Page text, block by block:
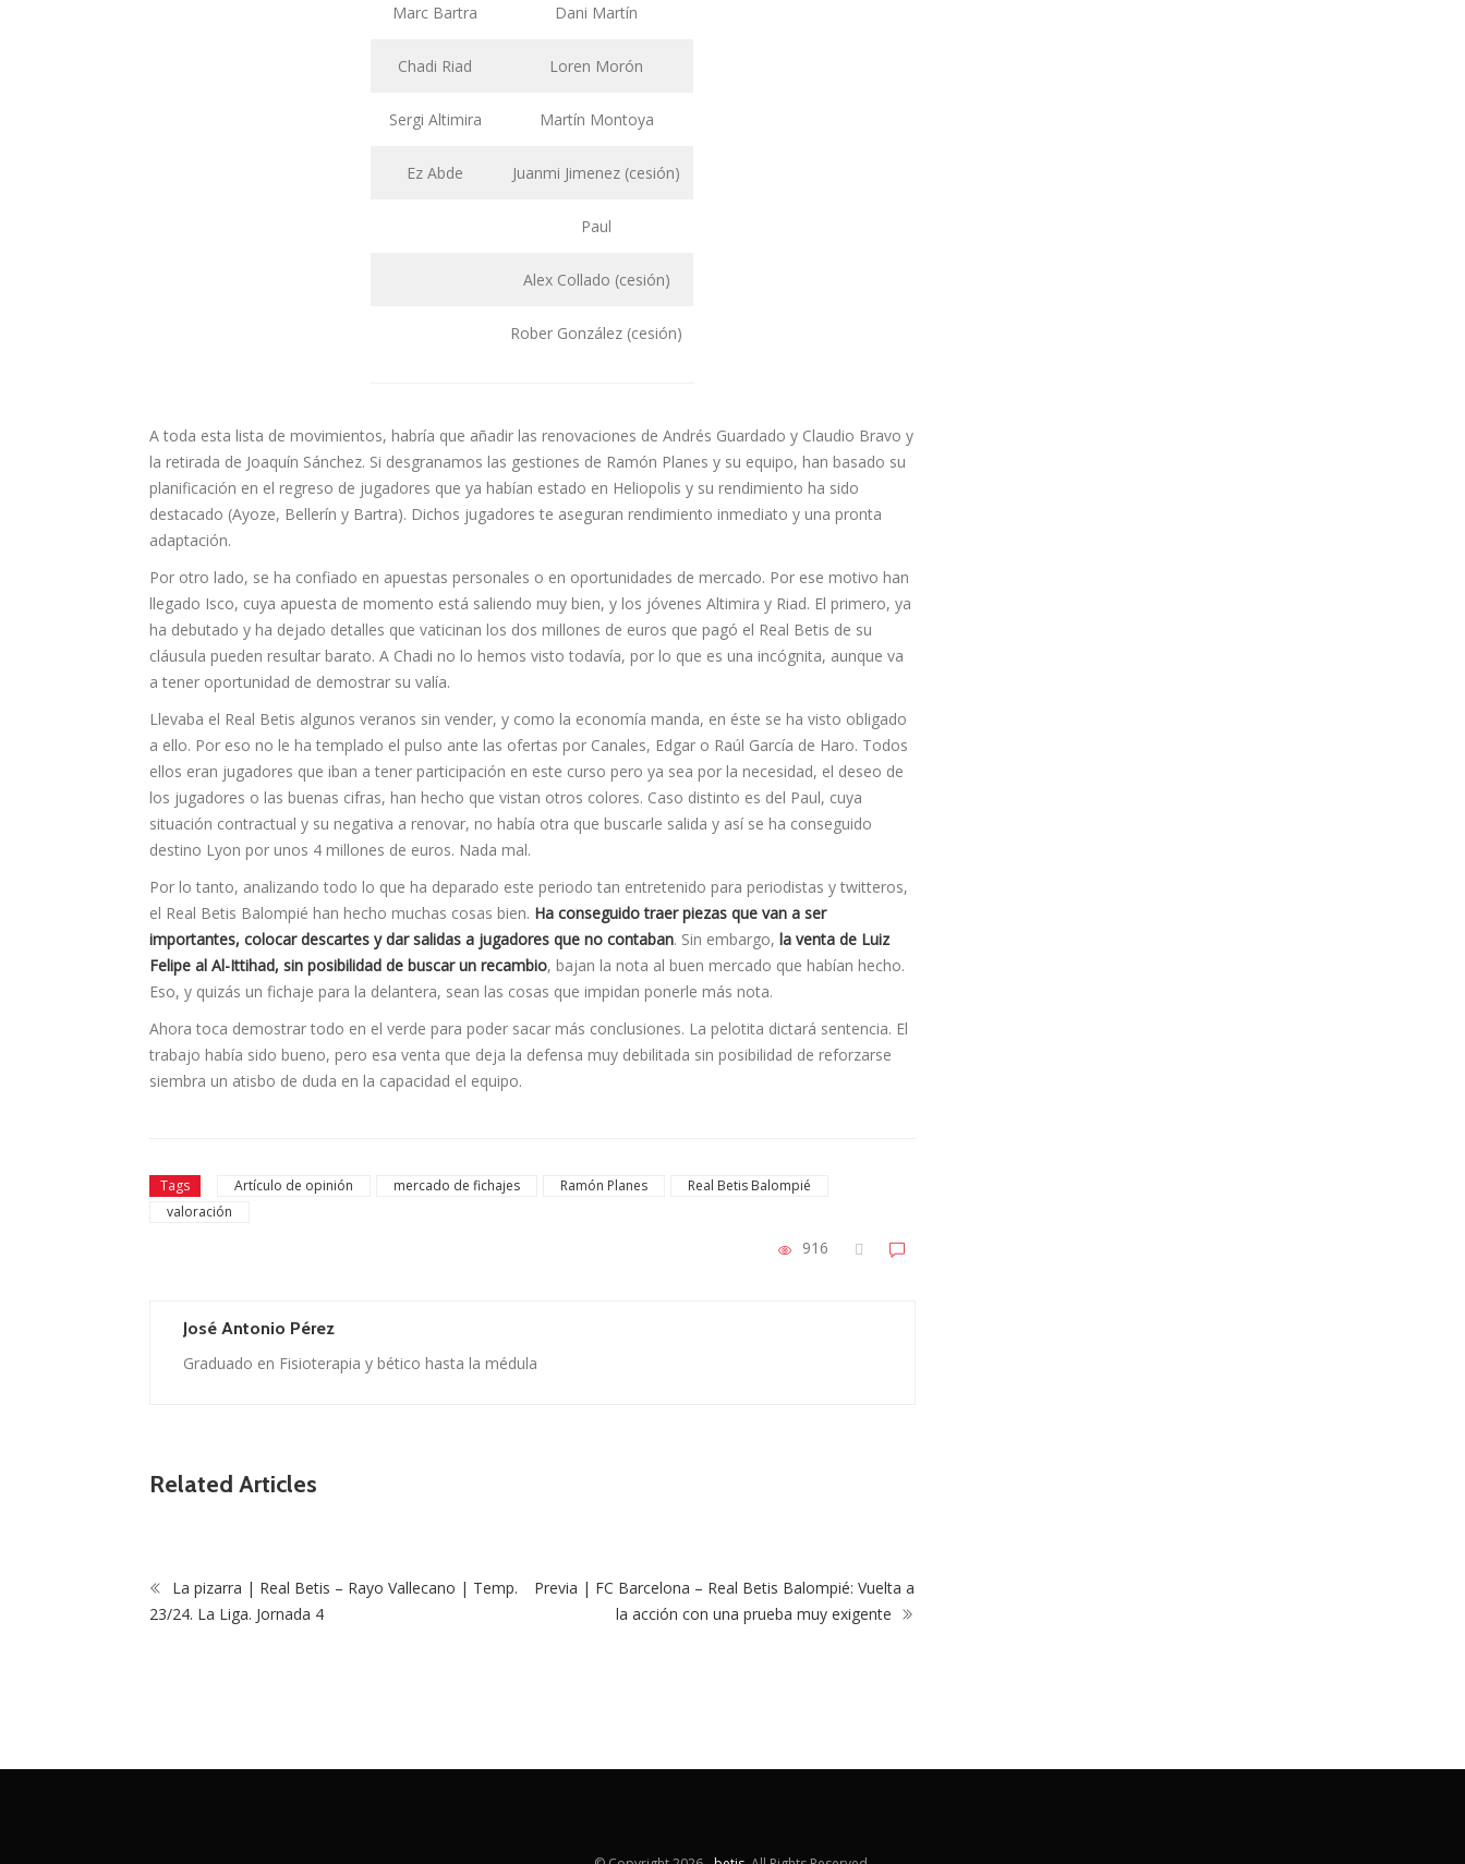
Marc Bartra Dani Martín
Chadi Riad Loren Morón
Sergi Altimira Martín Montoya
Ez Abde Juanmi Jimenez (cesión)
Paul
Alex Collado (cesión)
Rober González (cesión)
A toda esta lista de movimientos, habría que añadir las renovaciones de Andrés Guardado y Claudio Bravo y
la retirada de Joaquín Sánchez. Si desgranamos las gestiones de Ramón Planes y su equipo, han basado su
planificación en el regreso de jugadores que ya habían estado en Heliopolis y su rendimiento ha sido
destacado (Ayoze, Bellerín y Bartra). Dichos jugadores te aseguran rendimiento inmediato y una pronta
adaptación.
Por otro lado, se ha confiado en apuestas personales o en oportunidades de mercado. Por ese motivo han
llegado Isco, cuya apuesta de momento está saliendo muy bien, y los jóvenes Altimira y Riad. El primero, ya
ha debutado y ha dejado detalles que vaticinan los dos millones de euros que pagó el Real Betis de su
cláusula pueden resultar barato. A Chadi no lo hemos visto todavía, por lo que es una incógnita, aunque va
a tener oportunidad de demostrar su valía.
Llevaba el Real Betis algunos veranos sin vender, y como la economía manda, en éste se ha visto obligado
a ello. Por eso no le ha templado el pulso ante las ofertas por Canales, Edgar o Raúl García de Haro. Todos
ellos eran jugadores que iban a tener participación en este curso pero ya sea por la necesidad, el deseo de
los jugadores o las buenas cifras, han hecho que vistan otros colores. Caso distinto es del Paul, cuya
situación contractual y su negativa a renovar, no había otra que buscarle salida y así se ha conseguido
destino Lyon por unos 4 millones de euros. Nada mal.
Por lo tanto, analizando todo lo que ha deparado este periodo tan entretenido para periodistas y twitteros,
el Real Betis Balompié han hecho muchas cosas bien. Ha conseguido traer piezas que van a ser
importantes, colocar descartes y dar salidas a jugadores que no contaban. Sin embargo, la venta de Luiz
Felipe al Al-Ittihad, sin posibilidad de buscar un recambio, bajan la nota al buen mercado que habían hecho.
Eso, y quizás un fichaje para la delantera, sean las cosas que impidan ponerle más nota.
Ahora toca demostrar todo en el verde para poder sacar más conclusiones. La pelotita dictará sentencia. El
trabajo había sido bueno, pero esa venta que deja la defensa muy debilitada sin posibilidad de reforzarse
siembra un atisbo de duda en la capacidad el equipo.
Tags Artículo de opinión mercado de fichajes Ramón Planes
Real Betis Balompié
valoración
916
José Antonio Pérez
Graduado en Fisioterapia y bético hasta la médula
Related Articles
La pizarra | Real Betis – Rayo Vallecano | Temp.
23/24. La Liga. Jornada 4
Previa | FC Barcelona – Real Betis Balompié: Vuelta a
la acción con una prueba muy exigente